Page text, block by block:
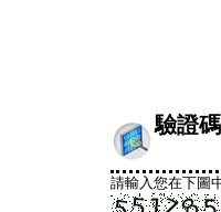
驗證
請輸入您在下圖